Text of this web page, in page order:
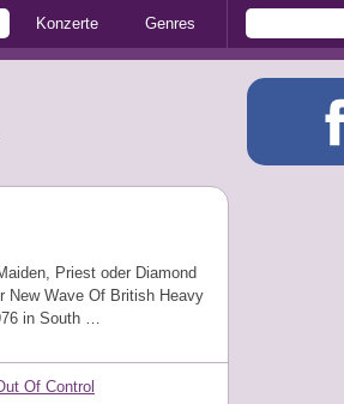
Konzerte Genres
Priest oder Diamond
New Wave Of British Heavy
in South …
Of Control